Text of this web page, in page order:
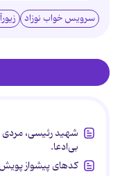
سرویس خواب نوزاد
شهید رئیسی، مردی
بی‌ادعا.
کدهای پیشواز